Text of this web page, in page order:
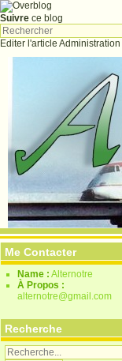
Suivre ce blog
Editer l'article Administration
Me Contacter
Name : Alternotre
À Propos :
alternotre@gmail.com
Recherche